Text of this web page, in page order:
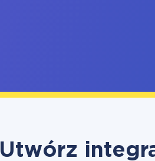
Utwórz